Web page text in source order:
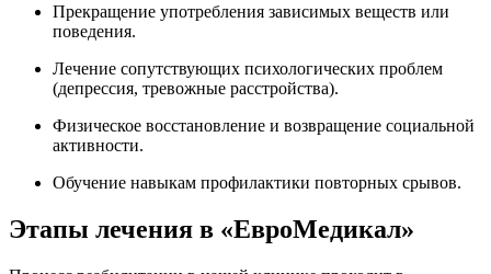
Прекращение употребления зависимых веществ или
поведения.
Лечение сопутствующих психологических проблем
(депрессия, тревожные расстройства).
Физическое восстановление и возвращение социальной
активности.
Обучение навыкам профилактики повторных срывов.
Этапы лечения в «ЕвроМедикал»